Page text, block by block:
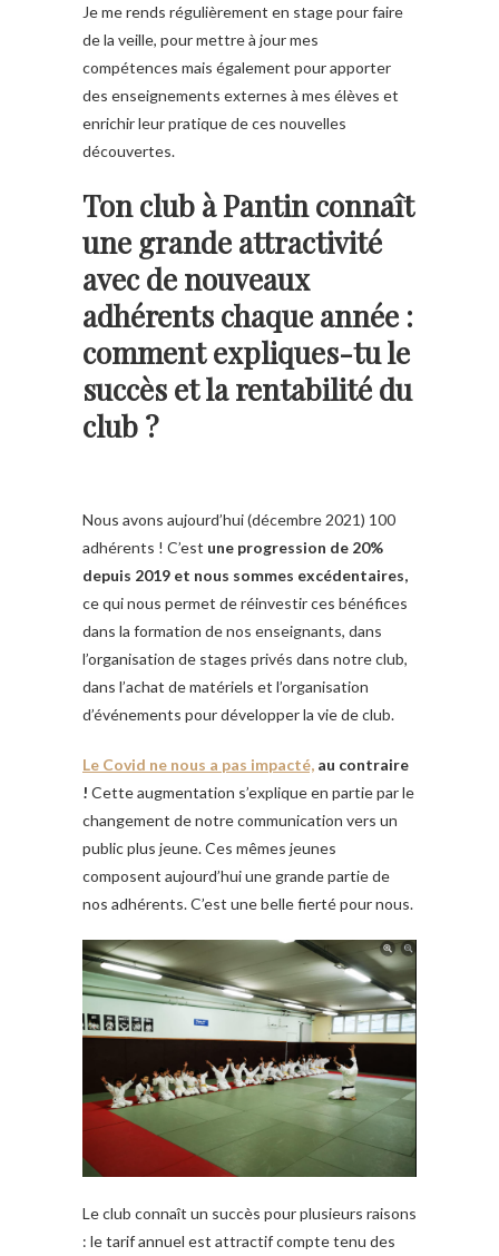
Je me rends régulièrement en stage pour faire
de la veille, pour mettre à jour mes
compétences mais également pour apporter
des enseignements externes à mes élèves et
enrichir leur pratique de ces nouvelles
découvertes.
Ton club à Pantin connaît
une grande attractivité
avec de nouveaux
adhérents chaque année :
comment expliques-tu le
succès et la rentabilité du
club ?
Nous avons aujourd’hui (décembre 2021) 100
adhérents ! C’est une progression de 20%
depuis 2019 et nous sommes excédentaires,
ce qui nous permet de réinvestir ces bénéfices
dans la formation de nos enseignants, dans
l’organisation de stages privés dans notre club,
dans l’achat de matériels et l’organisation
d’événements pour développer la vie de club.
Le Covid ne nous a pas impacté, au contraire
! Cette augmentation s’explique en partie par le
changement de notre communication vers un
public plus jeune. Ces mêmes jeunes
composent aujourd’hui une grande partie de
nos adhérents. C’est une belle fierté pour nous.
Le club connaît un succès pour plusieurs raisons
: le tarif annuel est attractif compte tenu des